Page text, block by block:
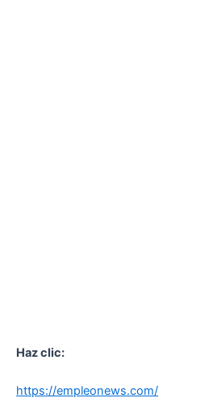
Haz clic:
https://empleonews.com/